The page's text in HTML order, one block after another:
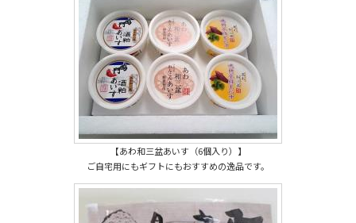
【あわ和三盆あいす（6個入り）】
ご自宅用にもギフトにもおすすめの逸品です。